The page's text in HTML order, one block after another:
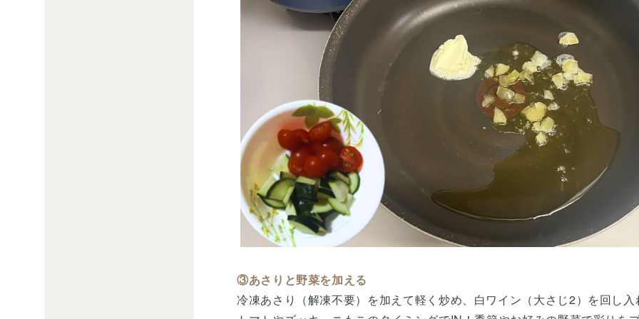
③あさりと野菜を加える
冷凍あさり（解凍不要）を加えて軽く炒め、白ワイン（大さじ2）を回し入